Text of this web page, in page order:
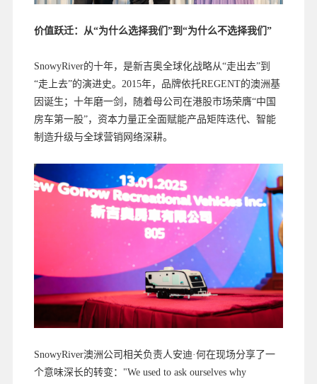
价值跃迁：从“为什么选择我们”到“为什么不选择我们”
SnowyRiver的十年，是新吉奥全球化战略从“走出去”到
“走上去”的演进史。2015年，品牌依托REGENT的澳洲基
因诞生；十年磨一剑，随着母公司在港股市场荣膺“中国
房车第一股”，资本力量正全面赋能产品矩阵迭代、智能
制造升级与全球营销网络深耕。
SnowyRiver澳洲公司相关负责人安迪·何在现场分享了一
个意味深长的转变："We used to ask ourselves why